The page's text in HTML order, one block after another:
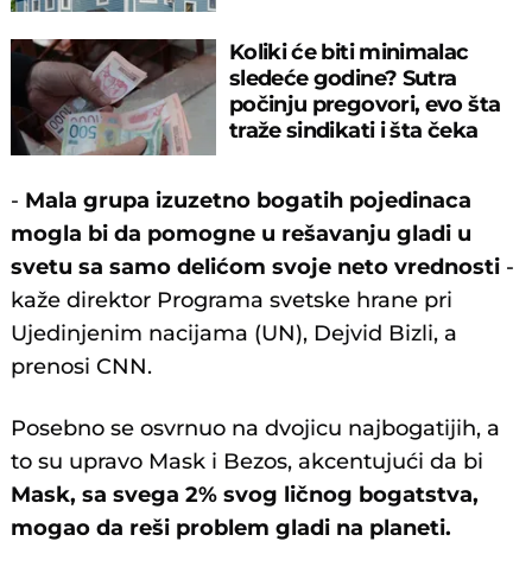
Koliki će biti minimalac
sledeće godine? Sutra
počinju pregovori, evo šta
traže sindikati i šta čeka
- Mala grupa izuzetno bogatih pojedinaca
mogla bi da pomogne u rešavanju gladi u
svetu sa samo delićom svoje neto vrednosti -
kaže direktor Programa svetske hrane pri
Ujedinjenim nacijama (UN), Dejvid Bizli, a
prenosi CNN.
Posebno se osvrnuo na dvojicu najbogatijih, a
to su upravo Mask i Bezos, akcentujući da bi
Mask, sa svega 2% svog ličnog bogatstva,
mogao da reši problem gladi na planeti.